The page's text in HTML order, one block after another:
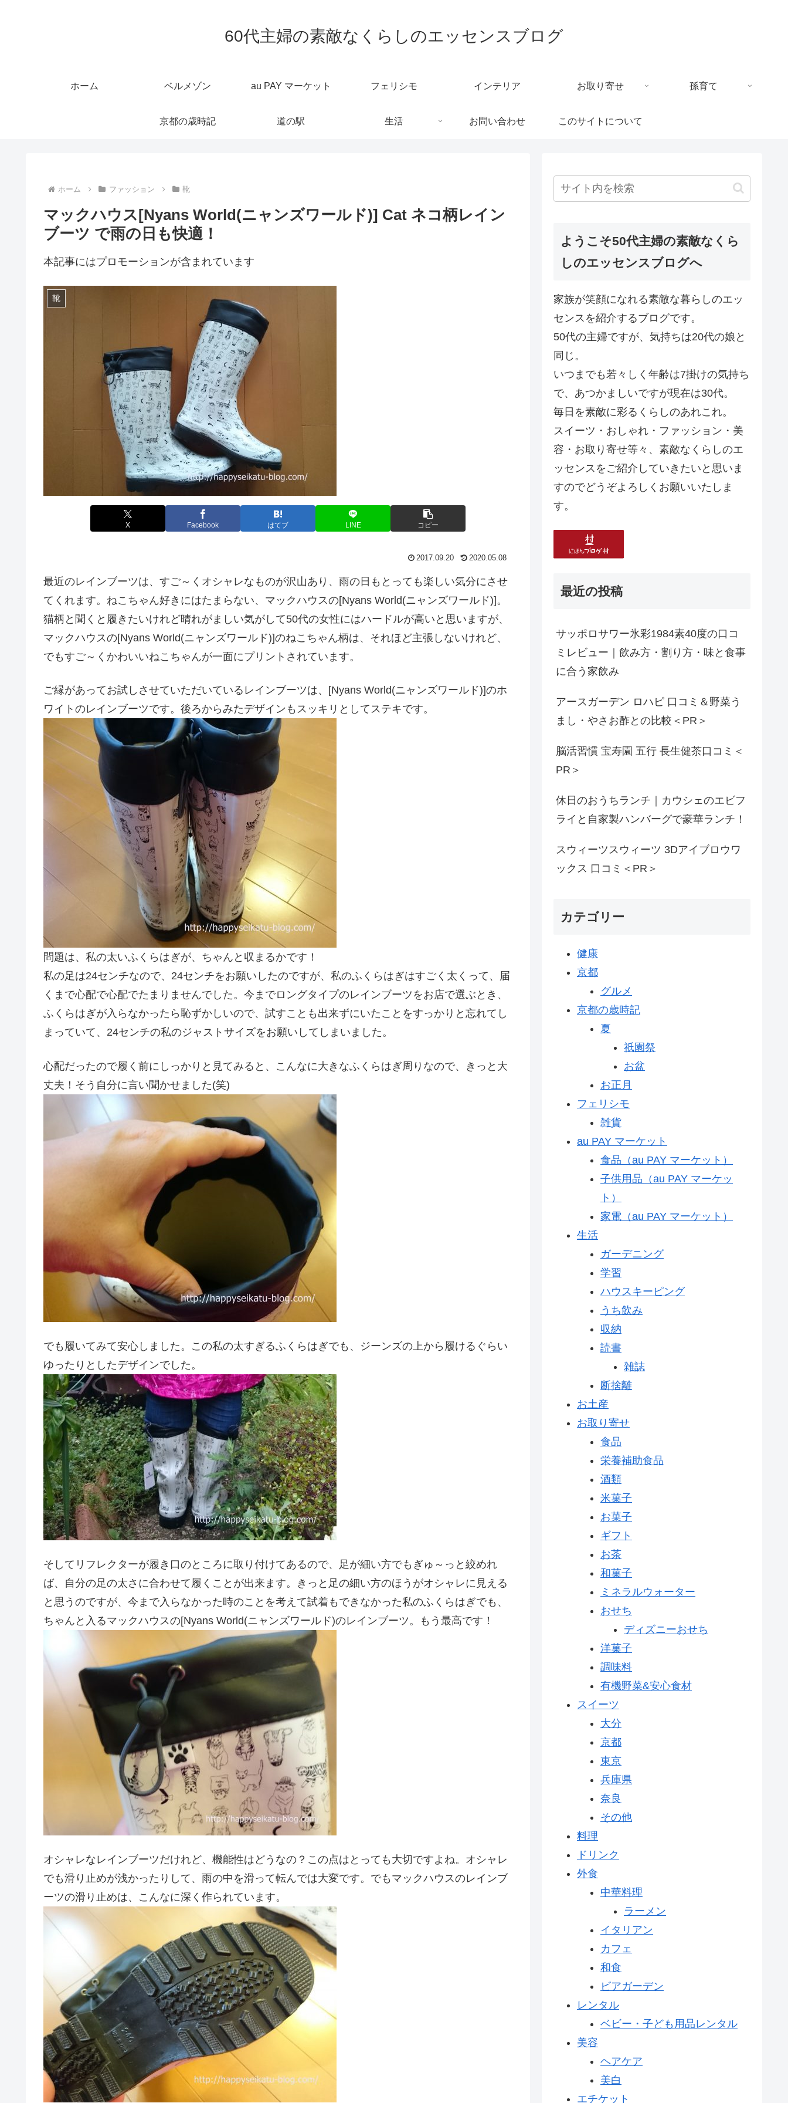
60代主婦の素敵なくらしのエッセンスブログ
ホーム ベルメゾン au PAY マーケット フェリシモ インテリア お取り寄せ 孫育て
京都の歳時記 道の駅 生活 お問い合わせ このサイトについて
ホーム ファッション 靴
マックハウス[Nyans World(ニャンズワールド)] Cat ネコ柄レイン
ブーツ で雨の日も快適！
本記事にはプロモーションが含まれています
靴
X Facebook はてブ LINE コピー
2017.09.20 2020.05.08
最近のレインブーツは、すご～くオシャレなものが沢山あり、雨の日もとっても楽しい気分にさせ
てくれます。 ねこちゃん好きにはたまらない、マックハウスの[Nyans World(ニャンズワールド)]。
猫柄と聞くと履きたいけれど晴れがましい気がして50代の女性にはハードルが高いと思いますが、
マックハウスの[Nyans World(ニャンズワールド)]のねこちゃん柄は、それほど主張しないけれど、
でもすご～くかわいいねこちゃんが一面にプリントされています。
ご縁があってお試しさせていただいているレインブーツは、[Nyans World(ニャンズワールド)]のホ
ワイトのレインブーツです。後ろからみたデザインもスッキリとしてステキです。
問題は、私の太いふくらはぎが、ちゃんと収まるかです！
私の足は24センチなので、24センチをお願いしたのですが、私のふくらはぎはすごく太くって、届
くまで心配で心配でたまりませんでした。今までロングタイプのレインブーツをお店で選ぶとき、
ふくらはぎが入らなかったら恥ずかしいので、試すことも出来ずにいたことをすっかりと忘れてし
まっていて、24センチの私のジャストサイズをお願いしてしまいました。
心配だったので履く前にしっかりと見てみると、こんなに大きなふくらはぎ周りなので、きっと大
丈夫！そう自分に言い聞かせました(笑)
でも履いてみて安心しました。この私の太すぎるふくらはぎでも、ジーンズの上から履けるぐらい
ゆったりとしたデザインでした。
そしてリフレクターが履き口のところに取り付けてあるので、足が細い方でもぎゅ～っと絞めれ
ば、自分の足の太さに合わせて履くことが出来ます。きっと足の細い方のほうがオシャレに見える
と思うのですが、今まで入らなかった時のことを考えて試着もできなかった私のふくらはぎでも、
ちゃんと入るマックハウスの[Nyans World(ニャンズワールド)のレインブーツ。もう最高です！
オシャレなレインブーツだけれど、機能性はどうなの？この点はとっても大切ですよね。オシャレ
でも滑り止めが浅かったりして、雨の中を滑って転んでは大変です。でもマックハウスのレインブ
ーツの滑り止めは、こんなに深く作られています。
ようこそ50代主婦の素敵なくら
しのエッセンスブログへ
家族が笑顔になれる素敵な暮らしのエッ
センスを紹介するブログです。
50代の主婦ですが、気持ちは20代の娘と
同じ。
いつまでも若々しく年齢は7掛けの気持ち
で、あつかましいですが現在は30代。
毎日を素敵に彩るくらしのあれこれ。
スイーツ・おしゃれ・ファッション・美
容・お取り寄せ等々、素敵なくらしのエ
ッセンスをご紹介していきたいと思いま
すのでどうぞよろしくお願いいたしま
す。
最近の投稿
サッポロサワー氷彩1984素40度の口コ
ミレビュー｜飲み方・割り方・味と食事
に合う家飲み
アースガーデン ロハピ 口コミ＆野菜う
まし・やさお酢との比較＜PR＞
脳活習慣 宝寿園 五行 長生健茶口コミ＜
PR＞
休日のおうちランチ｜カウシェのエビフ
ライと自家製ハンバーグで豪華ランチ！
スウィーツスウィーツ 3Dアイブロウワ
ックス 口コミ＜PR＞
カテゴリー
健康
京都
グルメ
京都の歳時記
夏
祇園祭
お盆
お正月
フェリシモ
雑貨
au PAY マーケット
食品（au PAY マーケット）
子供用品（au PAY マーケッ
ト）
家電（au PAY マーケット）
生活
ガーデニング
学習
ハウスキーピング
うち飲み
収納
読書
雑誌
断捨離
お土産
お取り寄せ
食品
栄養補助食品
酒類
米菓子
お菓子
ギフト
お茶
和菓子
ミネラルウォーター
おせち
ディズニーおせち
洋菓子
調味料
有機野菜&安心食材
スイーツ
大分
京都
東京
兵庫県
奈良
その他
料理
ドリンク
外食
中華料理
ラーメン
イタリアン
カフェ
和食
ビアガーデン
レンタル
ベビー・子ども用品レンタル
美容
ヘアケア
美白
エチケット